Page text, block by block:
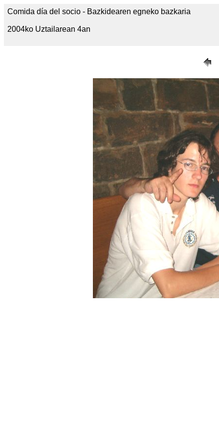
Comida día del socio - Bazkidearen egneko bazkaria
2004ko Uztailarean 4an